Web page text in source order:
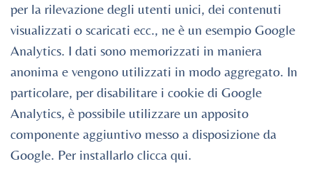
per la rilevazione degli utenti unici, dei contenuti
visualizzati o scaricati ecc., ne è un esempio Google
Analytics. I dati sono memorizzati in maniera
anonima e vengono utilizzati in modo aggregato. In
particolare, per disabilitare i cookie di Google
Analytics, è possibile utilizzare un apposito
componente aggiuntivo messo a disposizione da
Google. Per installarlo clicca qui.